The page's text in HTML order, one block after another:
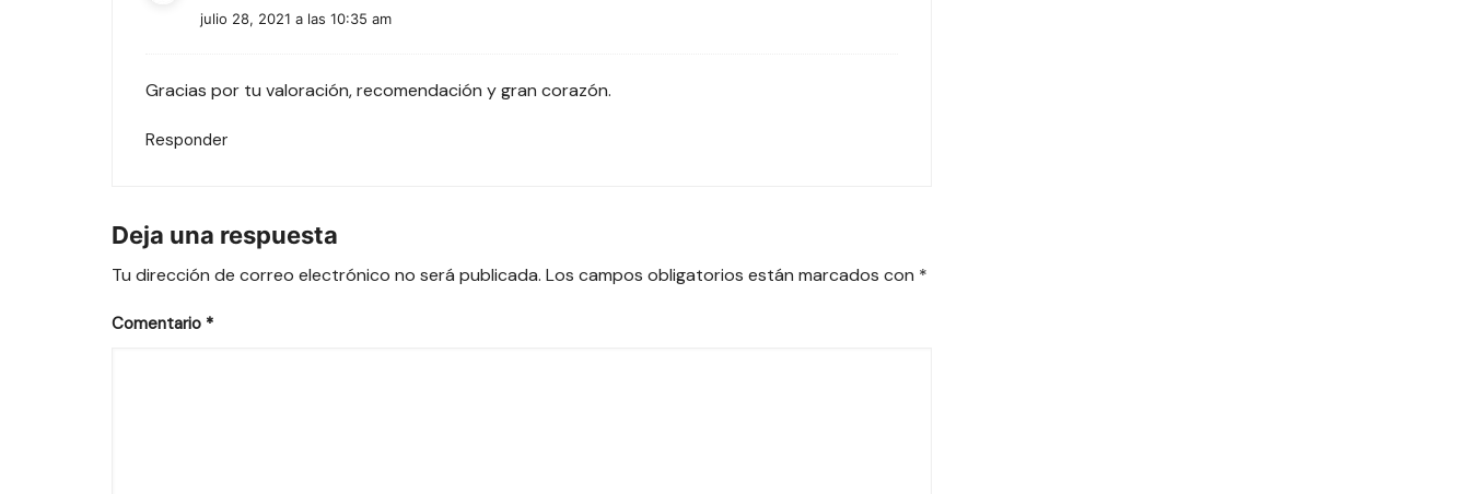
julio 28, 2021 a las 10:35 am
Gracias por tu valoración, recomendación y gran corazón.
Responder
Deja una respuesta
Tu dirección de correo electrónico no será publicada. Los campos obligatorios están marcados con *
Comentario *